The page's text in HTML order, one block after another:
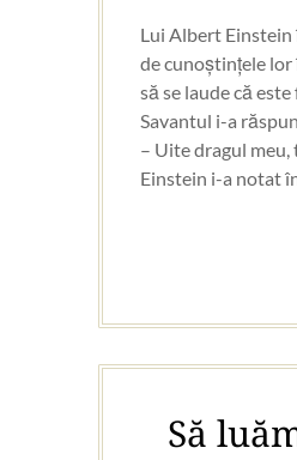
Lui Albert Einstein
de cunoștințele lor
să se laude că
Savantul i-a
– Uite dragul meu,
Einstein i-a notat
Să